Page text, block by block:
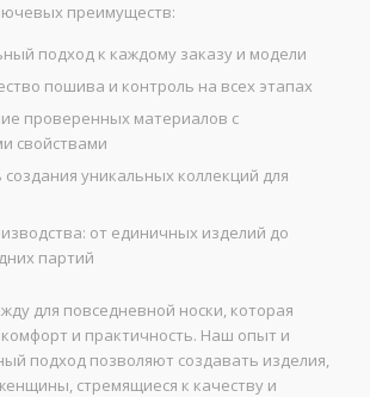
преимуществ:
подход к каждому заказу и модели
пошива и контроль на всех этапах
проверенных материалов с
свойствами
уникальных коллекций для
от единичных изделий до
партий
для повседневной носки, которая
комфорт и практичность. Наш опыт и
подход позволяют создавать изделия,
стремящиеся к качеству и